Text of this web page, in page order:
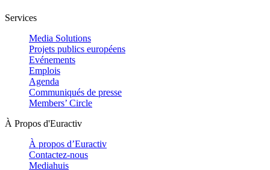
Services
Media Solutions
Projets publics européens
Evénements
Emplois
Agenda
Communiqués de presse
Members’ Circle
À Propos d'Euractiv
À propos d’Euractiv
Contactez-nous
Mediahuis